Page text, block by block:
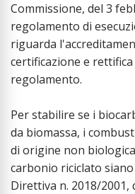
Commissione, del 3
regolamento di
riguarda
certificazione e
regolamento.
Per stabilire se i
da biomassa, i
di origine non
carbonio riciclato
Direttiva n. 2018/